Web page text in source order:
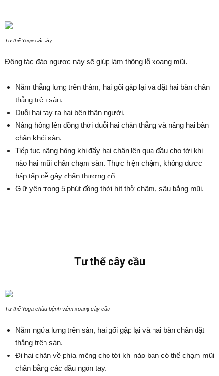
Tư thế Yoga cái cày
Động tác đảo ngược này sẽ giúp làm thông lỗ xoang mũi.
Nằm thẳng lưng trên thảm, hai gối gập lại và đặt hai bàn chân
thẳng trên sàn.
Duỗi hai tay ra hai bên thân người.
Nâng hông lên đồng thời duỗi hai chân thẳng và nâng hai bàn
chân khỏi sàn.
Tiếp tục nâng hông khi đẩy hai chân lên qua đầu cho tới khi
nào hai mũi chân chạm sàn. Thực hiện chậm, không dươc
hấp tấp dễ gây chấn thương cổ.
Giữ yên trong 5 phút đồng thời hít thở chậm, sâu bằng mũi.
Tư thế cây cầu
Tư thế Yoga chữa bệnh viêm xoang cây cầu
Nằm ngửa lưng trên sàn, hai gối gập lại và hai bàn chân đặt
thẳng trên sàn.
Đi hai chân về phía mông cho tới khi nào bạn có thể chạm mũi
chân bằng các đầu ngón tay.